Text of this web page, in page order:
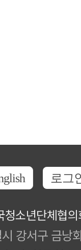
로그
청소년단체협
강서구 금낭